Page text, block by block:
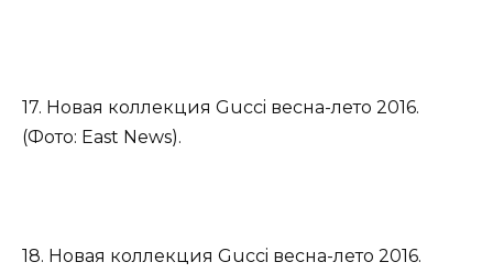
17. Новая коллекция Gucci весна-лето 2016.
(Фото: East News).
18. Новая коллекция Gucci весна-лето 2016.